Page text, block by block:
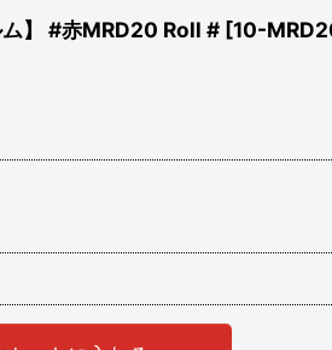
】 #赤MRD20 Roll # [10-